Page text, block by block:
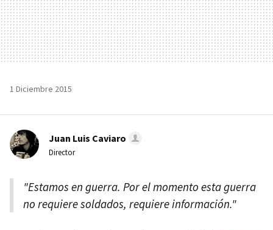
1 Diciembre 2015
Juan Luis Caviaro
Director
"Estamos en guerra. Por el momento esta guerra
no requiere soldados, requiere información."